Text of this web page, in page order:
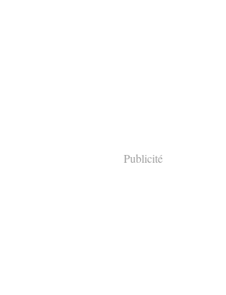
Publicité